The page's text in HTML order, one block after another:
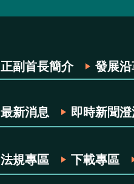
正副首長簡介 發展沿
最新消息 即時新聞
法規專區 下載專區